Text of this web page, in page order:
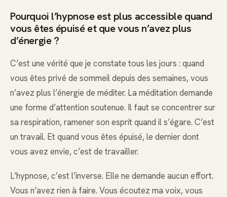
Pourquoi l’hypnose est plus accessible quand
vous êtes épuisé et que vous n’avez plus
d’énergie ?
C’est une vérité que je constate tous les jours : quand
vous êtes privé de sommeil depuis des semaines, vous
n’avez plus l’énergie de méditer. La méditation demande
une forme d’attention soutenue. Il faut se concentrer sur
sa respiration, ramener son esprit quand il s’égare. C’est
un travail. Et quand vous êtes épuisé, le dernier dont
vous avez envie, c’est de travailler.
L’hypnose, c’est l’inverse. Elle ne demande aucun effort.
Vous n’avez rien à faire. Vous écoutez ma voix, vous